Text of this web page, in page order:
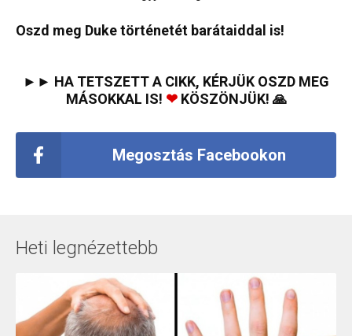
Oszd meg Duke történetét barátaiddal is!
►► HA TETSZETT A CIKK, KÉRJÜK OSZD MEG
MÁSOKKAL IS! ❤KÖSZÖNJÜK! 🙏
Megosztás Facebookon
Heti legnézettebb